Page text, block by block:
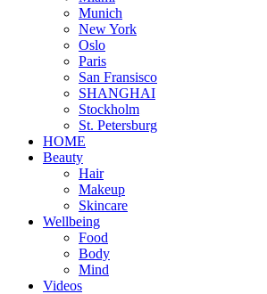
Munich
New York
Oslo
Paris
San Fransisco
SHANGHAI
Stockholm
St. Petersburg
HOME
Beauty
Hair
Makeup
Skincare
Wellbeing
Food
Body
Mind
Videos